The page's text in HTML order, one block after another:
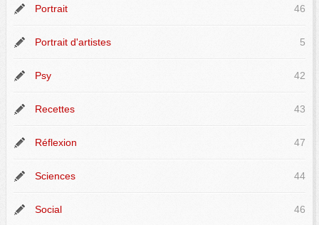
Portrait 46
Portrait d'artistes 5
Psy 42
Recettes 43
Réflexion 47
Sciences 44
Social 46